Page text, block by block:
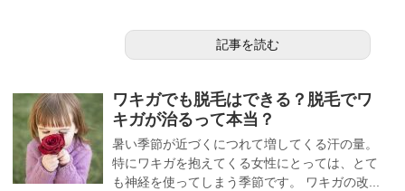
記事を読む
ワキガでも脱毛はできる？脱毛でワ
キガが治るって本当？
暑い季節が近づくにつれて増してくる汗の量。
特にワキガを抱えてくる女性にとっては、とて
も神経を使ってしまう季節です。 ワキガの改...